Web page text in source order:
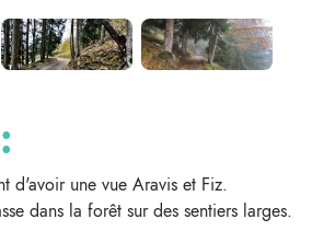
d'avoir une vue Aravis et Fiz.
dans la forêt sur des sentiers larges.